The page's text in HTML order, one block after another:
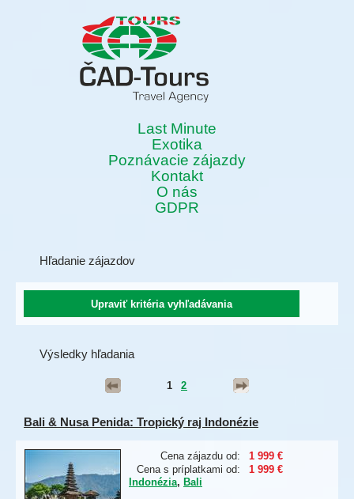
Last Minute
Exotika
Poznávacie zájazdy
Kontakt
O nás
GDPR
Hľadanie zájazdov
Výsledky hľadania
1 2
Bali & Nusa Penida: Tropický raj Indonézie
Cena zájazdu od:
1 999 €
Cena s príplatkami od:
1 999 €
Indonézia, Bali